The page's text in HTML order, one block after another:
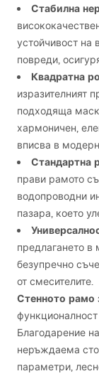
Стабилна
устойчивост на
повреди,
Квадратна
изразителният
подходяща
хармоничен,
вписва в
Стандартна
прави рамото
водопроводни
пазара, което
предлагането
безупречно
от смесителите.
Стенното рамо
Благодарение
неръждаема
параметри,